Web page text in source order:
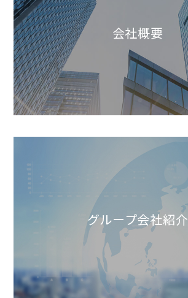
会社概要
グループ会社紹介